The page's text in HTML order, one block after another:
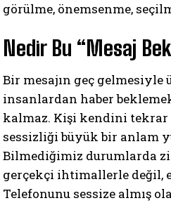
görülme, önemsenme,
Nedir Bu “Mesaj
Bir mesajın geç
insanlardan haber
kalmaz. Kişi kendini tekrar
sessizliği büyük bir anlam
Bilmediğimiz durumlarda
gerçekçi ihtimallerle değil,
Telefonunu sessize almış